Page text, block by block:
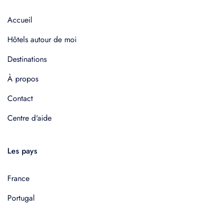
Accueil
Hôtels autour de moi
Destinations
À propos
Contact
Centre d'aide
Les pays
France
Portugal